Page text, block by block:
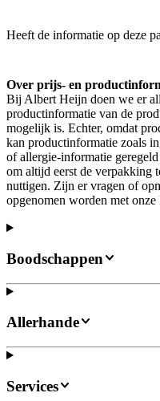
Heeft de informatie op deze
Over prijs- en
Bij Albert Heijn doen we er
productinformatie van de
mogelijk is. Echter, omdat
kan productinformatie zoals
of allergie-informatie
om altijd eerst de verpakking
nuttigen. Zijn er vragen of
opgenomen worden met onze
Boodschappen
Allerhande
Services